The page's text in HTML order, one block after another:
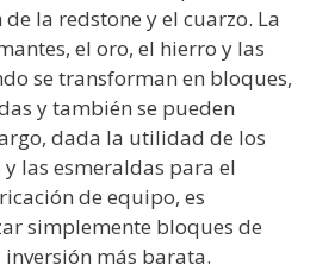
de la redstone y el cuarzo. La
el oro, el hierro y las
se transforman en bloques,
y también se pueden
dada la utilidad de los
las esmeraldas para el
de equipo, es
simplemente bloques de
más barata.